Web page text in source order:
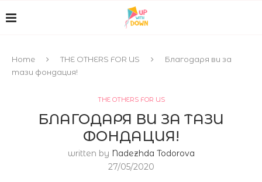
Home THE OTHERS FOR US
Благодаря ви за
тази фондация!
THE OTHERS FOR US
БЛАГОДАРЯ ВИ ЗА ТАЗИ
ФОНДАЦИЯ!
written by Nadezhda Todorova
27/05/2020